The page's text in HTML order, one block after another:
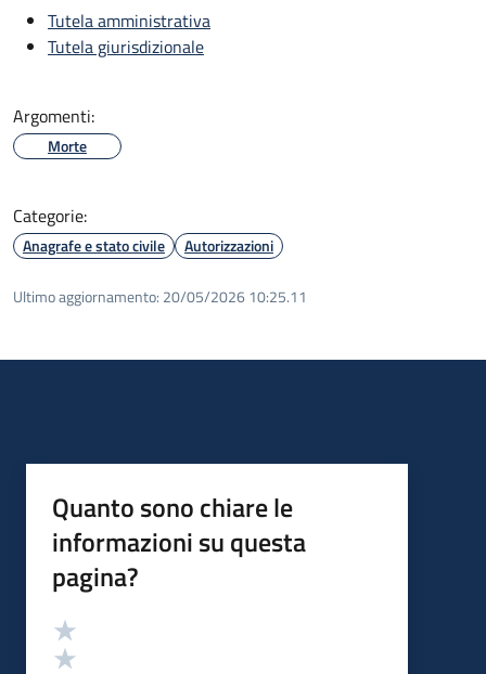
Tutela amministrativa
Tutela giurisdizionale
Argomenti:
Morte
Categorie:
Anagrafe e stato civile Autorizzazioni
Ultimo aggiornamento: 20/05/2026 10:25.11
Quanto sono chiare le
informazioni su questa
pagina?
Valutazione